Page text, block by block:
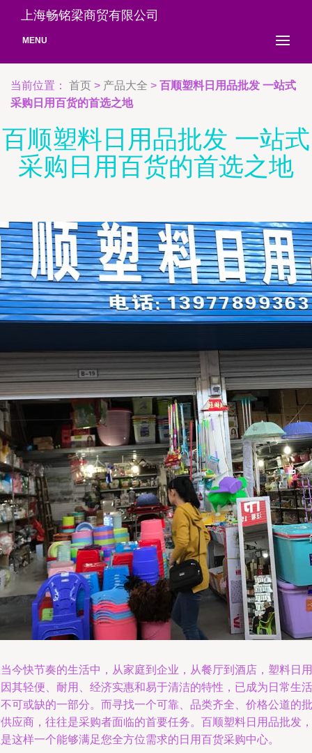
上海畅铭梁商贸有限公司
MENU
当前位置： 首页 > 产品大全 > 百顺塑料日用品批发 一站式
采购日用百货的首选之地
百顺塑料日用品批发 一站式
采购日用百货的首选之地
今快节奏的生活中，从家庭到企业，从餐厅到酒店，塑料日用
其轻便、耐用、经济实惠和易于清洁的特性，已成为日常生活
可或缺的一部分。而寻找一个可靠、品类齐全、价格公道的批
应商，往往是采购者面临的首要任务。百顺塑料日用品批发，
这样一个能够满足您全方位需求的日用百货采购中心。